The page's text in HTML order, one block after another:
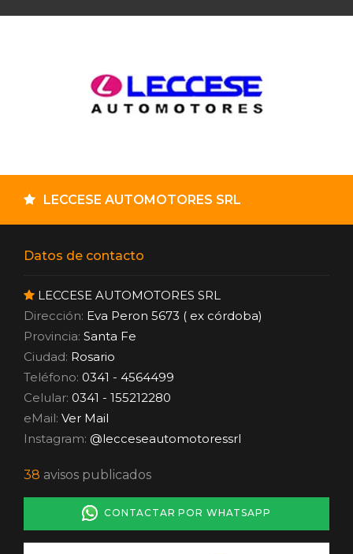
LECCESE AUTOMOTORES SRL
Datos de contacto
LECCESE AUTOMOTORES SRL
Dirección: Eva Peron 5673 ( ex córdoba)
Provincia: Santa Fe
Ciudad: Rosario
Teléfono: 0341 - 4564499
Celular: 0341 - 155212280
eMail: Ver Mail
Instagram: @lecceseautomotoressrl
38 avisos publicados
CONTACTAR POR WHATSAPP